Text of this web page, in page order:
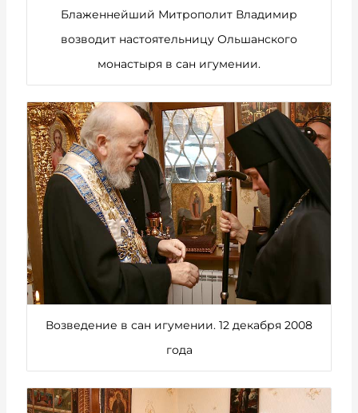
Блаженнейший Митрополит Владимир
возводит настоятельницу Ольшанского
монастыря в сан игумении.
Возведение в сан игумении. 12 декабря 2008
года